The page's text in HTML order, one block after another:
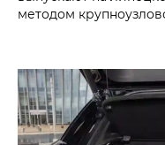
методом